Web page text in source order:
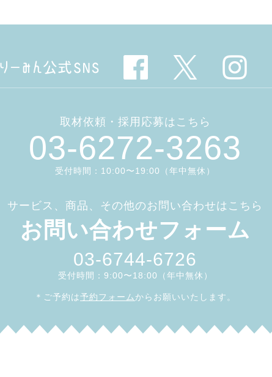
取材依頼・採用応募はこちら
03-6272-3263
受付時間：10:00〜19:00（年中無休）
サービス、商品、その他のお問い合わせはこちら
お問い合わせフォーム
03-6744-6726
受付時間：9:00〜18:00（年中無休）
＊ご予約は予約フォーム からお願いいたします。